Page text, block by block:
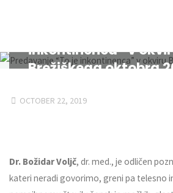
inkontinenca” v
Brežiškega oktobra
OCTOBER 22, 2019
Dr. Božidar Voljč, dr. med., je odličen
kateri neradi govorimo, greni pa telesno